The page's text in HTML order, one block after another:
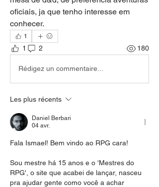
oficiais, ja que tenho interesse em
conhecer.
1
1 2 180
Rédigez un commentaire...
Les plus récents
Daniel Berbari
04 avr.
Fala Ismael! Bem vindo ao RPG cara!
Sou mestre há 15 anos e o 'Mestres do
RPG', o site que acabei de lançar, nasceu
pra ajudar gente como você a achar